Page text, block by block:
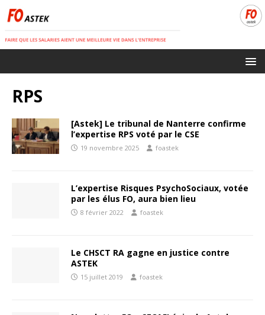
RPS
[Astek] Le tribunal de Nanterre confirme
l’expertise RPS voté par le CSE
19 novembre 2025 foastek
L’expertise Risques PsychoSociaux, votée
par les élus FO, aura bien lieu
8 février 2022 foastek
Le CHSCT RA gagne en justice contre
ASTEK
15 juillet 2019 foastek